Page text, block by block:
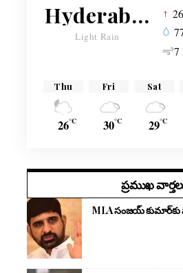
Hyderabad
Light Rain
26
7
Thu
26°C
Fri
30°C
Sat
29°C
ప్రముఖ
MLA సంజయ్ కుమార్‌కు